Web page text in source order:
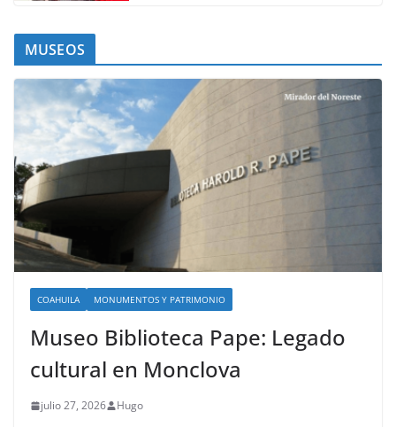
MUSEOS
COAHUILA MONUMENTOS Y PATRIMONIO
Museo Biblioteca Pape: Legado
cultural en Monclova
julio 27, 2026 Hugo